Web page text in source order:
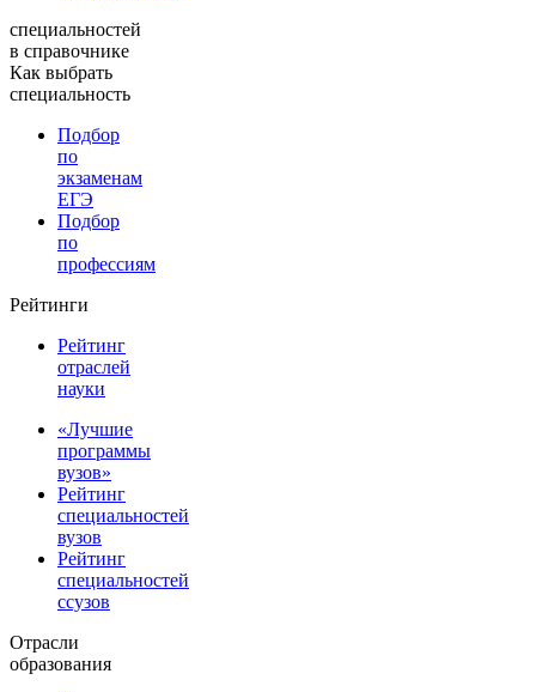
специальностей
в справочнике
Как выбрать
специальность
Подбор
по
экзаменам
ЕГЭ
Подбор
по
профессиям
Рейтинги
Рейтинг
отраслей
науки
«Лучшие
программы
вузов»
Рейтинг
специальностей
вузов
Рейтинг
специальностей
ссузов
Отрасли
образования